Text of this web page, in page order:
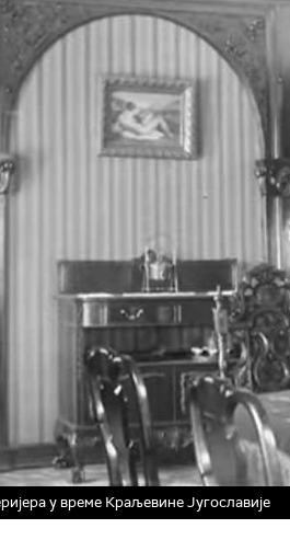
у време Краљевине Југославије